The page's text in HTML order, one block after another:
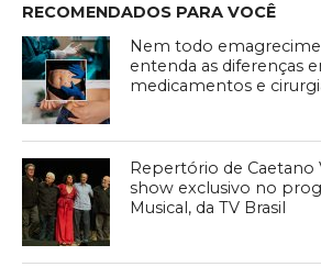
RECOMENDADOS PARA VOCÊ
Nem todo
entenda as diferenças
medicamentos e
Repertório de Caetano
show exclusivo no
Musical, da TV Brasil